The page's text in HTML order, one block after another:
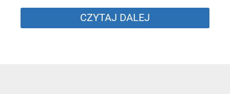
CZYTAJ DALEJ